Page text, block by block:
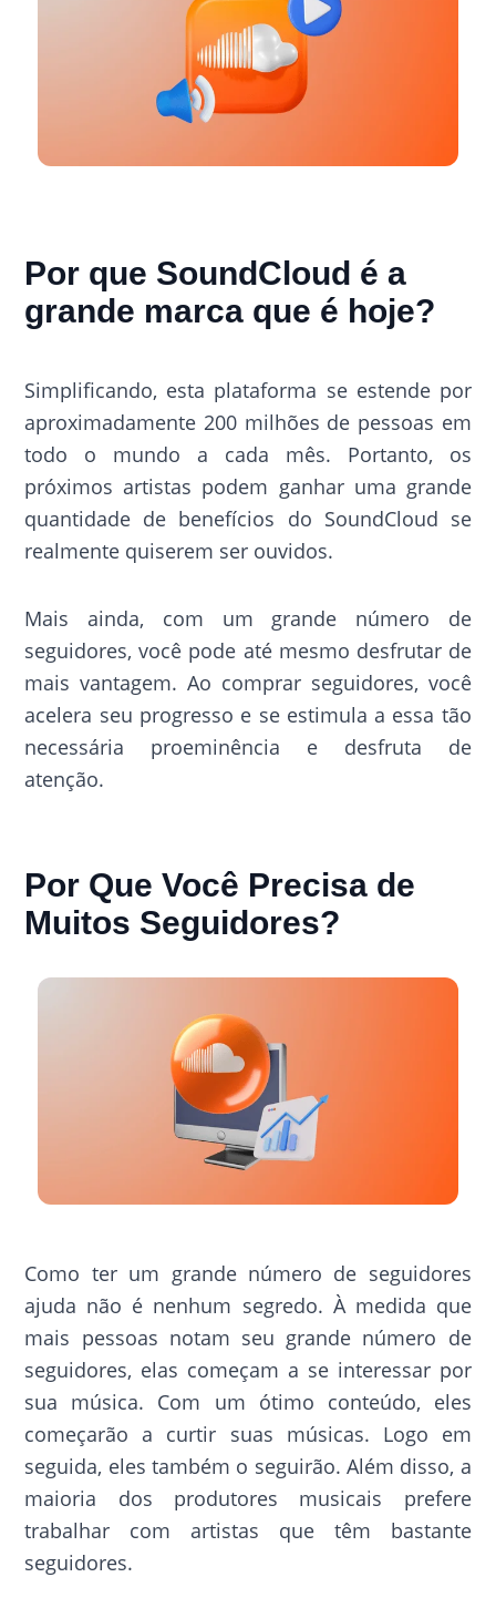
Por que SoundCloud é a
grande marca que é hoje?
Simplificando, esta plataforma se estende por
aproximadamente 200 milhões de pessoas em
todo o mundo a cada mês. Portanto, os
próximos artistas podem ganhar uma grande
quantidade de benefícios do SoundCloud se
realmente quiserem ser ouvidos.
Mais ainda, com um grande número de
seguidores, você pode até mesmo desfrutar de
mais vantagem. Ao comprar seguidores, você
acelera seu progresso e se estimula a essa tão
necessária proeminência e desfruta de
atenção.
Por Que Você Precisa de
Muitos Seguidores?
Como ter um grande número de seguidores
ajuda não é nenhum segredo. À medida que
mais pessoas notam seu grande número de
seguidores, elas começam a se interessar por
sua música. Com um ótimo conteúdo, eles
começarão a curtir suas músicas. Logo em
seguida, eles também o seguirão. Além disso, a
maioria dos produtores musicais prefere
trabalhar com artistas que têm bastante
seguidores.